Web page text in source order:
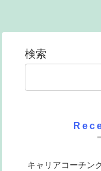
検索
キャリアコーチン